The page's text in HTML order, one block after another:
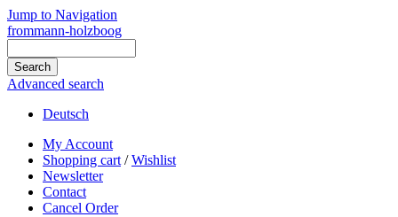
Jump to Navigation
frommann-holzboog
Advanced search
Deutsch
My Account
Shopping cart /Wishlist
Newsletter
Contact
Cancel Order